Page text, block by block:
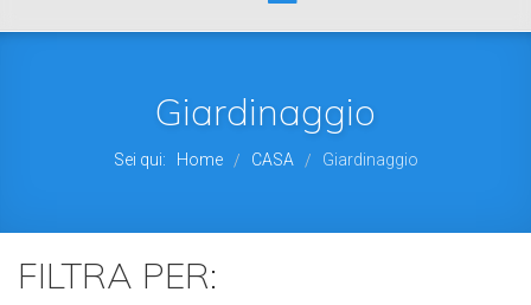
Giardinaggio
Sei qui: Home / CASA / Giardinaggio
FILTRA PER: